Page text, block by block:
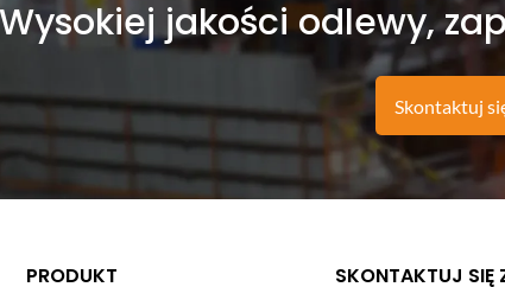
Wysokiej jakości odlewy,
Skontaktuj
PRODUKT SKONTAKTUJ SIĘ